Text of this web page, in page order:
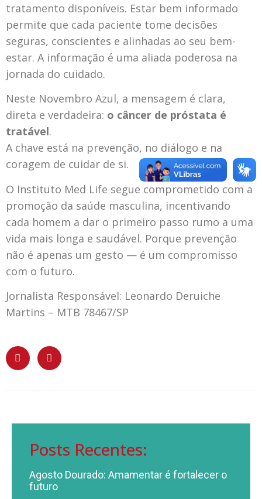
tratamento disponíveis. Estar bem informado
permite que cada paciente tome decisões
seguras, conscientes e alinhadas ao seu bem-
estar. A informação é uma aliada poderosa na
jornada do cuidado.
Neste Novembro Azul, a mensagem é clara,
direta e verdadeira: o câncer de próstata é
tratável.
A chave está na prevenção, no diálogo e na
coragem de cuidar de si.
O Instituto Med Life segue comprometido com a
promoção da saúde masculina, incentivando
cada homem a dar o primeiro passo rumo a uma
vida mais longa e saudável. Porque prevenção
não é apenas um gesto — é um compromisso
com o futuro.
Jornalista Responsável: Leonardo Deruiche
Martins – MTB 78467/SP
Posts Recentes:
Agosto Dourado: Amamentar é fortalecer o
futuro